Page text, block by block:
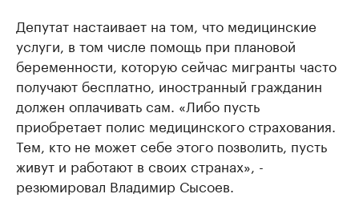
Депутат настаивает на том, что медицинские
услуги, в том числе помощь при плановой
беременности, которую сейчас мигранты часто
получают бесплатно, иностранный гражданин
должен оплачивать сам. «Либо пусть
приобретает полис медицинского страхования.
Тем, кто не может себе этого позволить, пусть
живут и работают в своих странах», -
резюмировал Владимир Сысоев.